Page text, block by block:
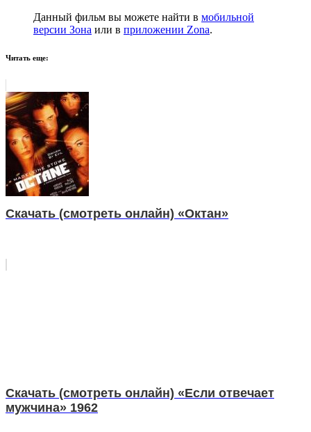
Данный фильм вы можете найти в мобильной
версии Зона или в приложении Zona.
Читать еще:
Скачать (смотреть онлайн) «Октан»
Скачать (смотреть онлайн) «Если отвечает
мужчина» 1962